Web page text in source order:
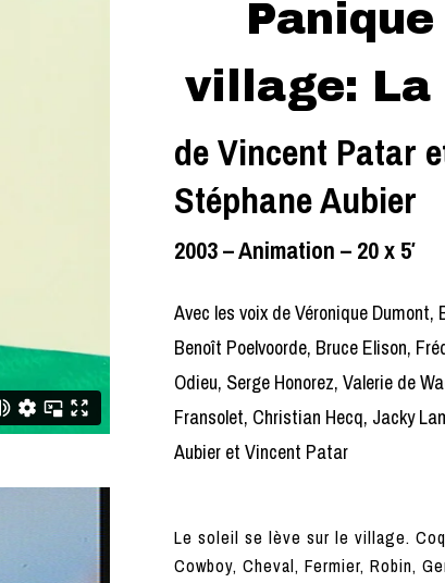
Panique
village: La
de Vincent Patar
Stéphane Aubier
2003 – Animation – 20 x 5′
Avec les voix de Véronique Dumont,
Benoît Poelvoorde, Bruce Elison,
Odieu, Serge Honorez, Valerie de
Fransolet, Christian Hecq, Jacky
Aubier et Vincent Patar
Le soleil se lève sur le village.
Cowboy, Cheval, Fermier, Robin,